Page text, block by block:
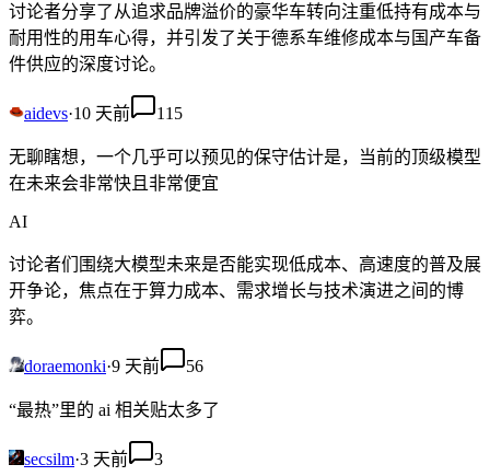
讨论者分享了从追求品牌溢价的豪华车转向注重低持有成本与
耐用性的用车心得，并引发了关于德系车维修成本与国产车备
件供应的深度讨论。
aidevs·10 天前 115
无聊瞎想，一个几乎可以预见的保守估计是，当前的顶级模型
在未来会非常快且非常便宜
AI
讨论者们围绕大模型未来是否能实现低成本、高速度的普及展
开争论，焦点在于算力成本、需求增长与技术演进之间的博
弈。
doraemonki·9 天前 56
“最热”里的 ai 相关贴太多了
secsilm·3 天前 3